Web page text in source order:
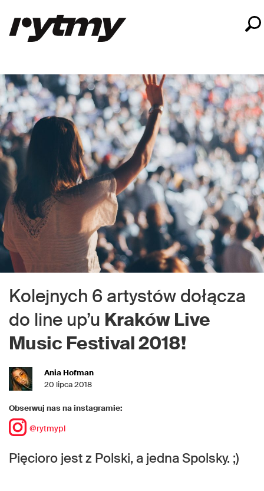
Kolejnych 6 artystów dołącza
do line up’u Kraków Live
Music Festival 2018!
Ania Hofman
20 lipca 2018
Obserwuj nas na instagramie:
@rytmypl
Pięcioro jest z Polski, a jedna Spolsky. ;)